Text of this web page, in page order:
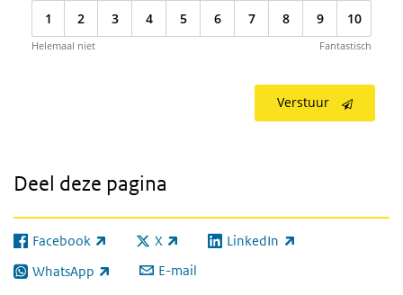
1 2 3 4 5 6 7 8 9 10
Helemaal niet Fantastisch
Verstuur
Deel deze pagina
Facebook
(externe link) X
(externe link) LinkedIn
(externe link)
WhatsApp
(externe link) E-mail